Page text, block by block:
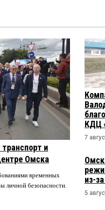
и
Омска
временных
безопасности.
КДЦ
7
из-
5